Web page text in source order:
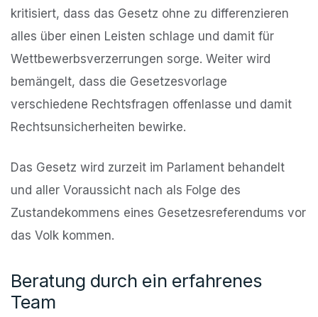
kritisiert, dass das Gesetz ohne zu differenzieren
alles über einen Leisten schlage und damit für
Wettbewerbsverzerrungen sorge. Weiter wird
bemängelt, dass die Gesetzesvorlage
verschiedene Rechtsfragen offenlasse und damit
Rechtsunsicherheiten bewirke.
Das Gesetz wird zurzeit im Parlament behandelt
und aller Voraussicht nach als Folge des
Zustandekommens eines Gesetzesreferendums vor
das Volk kommen.
Beratung durch ein erfahrenes
Team